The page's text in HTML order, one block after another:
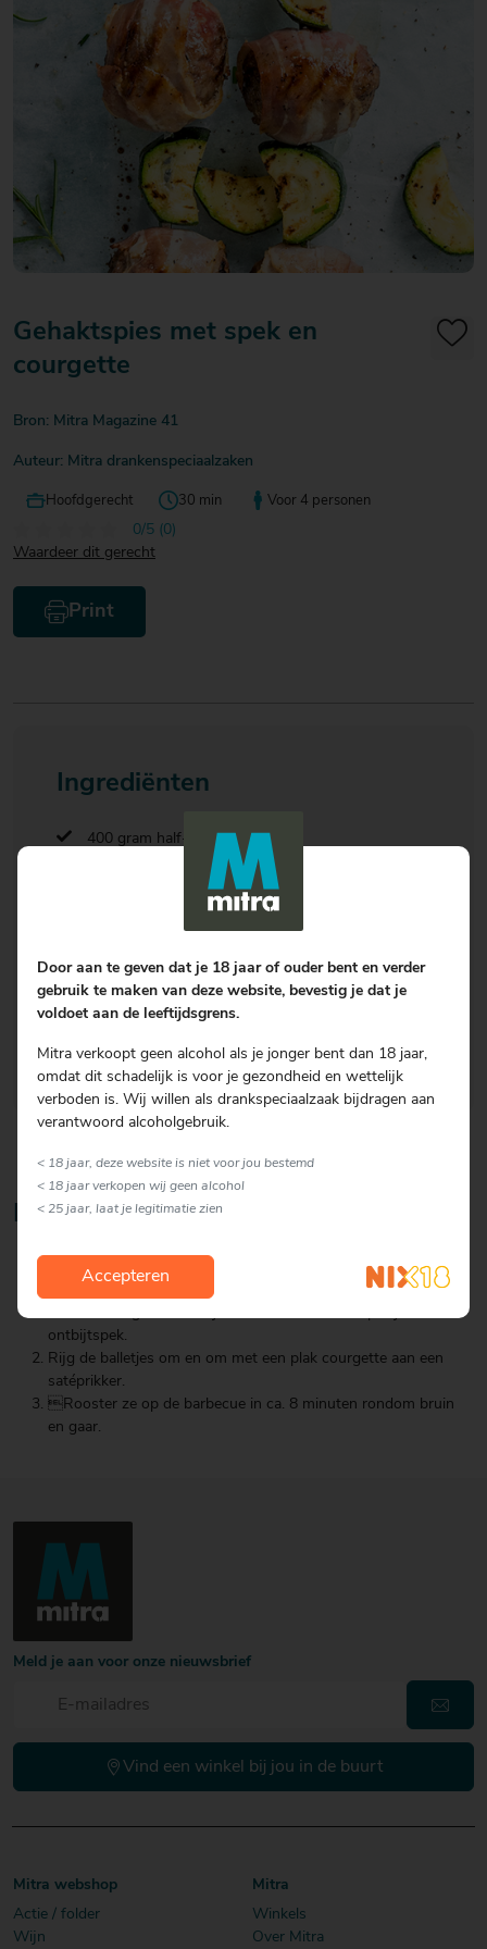
Over Mitra
Voordelen Mitra Member
20
€ 20
- €
25
€ 25
- €
20
€ 20
- €
25
20
€ 20
25
Gehaktspies met spek en
courgette
Bron: Mitra Magazine 41
Auteur: Mitra drankenspeciaalzaken
Hoofdgerecht 30 min Voor 4 personen
0/5 (0)
Waardeer dit gerecht
Print
Ingrediënten
400 gram half-om-half gehakt
1 tl (pittige) mosterd
1 el paprikapoeder
2 el paneermeel
75 gram ontbijtspek, in plakjes
½ courgette, in dikke gehalveerde plakken
Bereiding
Kneed het gehakt met de mosterd, het paprikapoeder, het
paneermeel en het ei. Breng op smaak met peper en zout.
ontbijtspek.
Rijg de balletjes om en om met een plak courgette aan een
satéprikker.
Rooster ze op de barbecue in ca. 8 minuten rondom bruin
en gaar.
Meld je aan voor onze nieuwsbrief
Vind een winkel bij jou in de buurt
Mitra webshop
Actie / folder
Wijn
Mitra
Winkels
Over Mitra
Door aan te geven dat je 18 jaar of ouder bent en verder
gebruik te maken van deze website, bevestig je dat je
voldoet aan de leeftijdsgrens.
Mitra verkoopt geen alcohol als je jonger bent dan 18 jaar,
omdat dit schadelijk is voor je gezondheid en wettelijk
verboden is. Wij willen als drankspeciaalzaak bijdragen aan
verantwoord alcoholgebruik.
< 18 jaar, deze website is niet voor jou bestemd
< 18 jaar verkopen wij geen alcohol
< 25 jaar, laat je legitimatie zien
Accepteren